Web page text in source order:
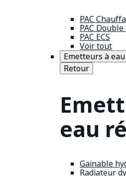
PAC
PAC Double
PAC ECS
Voir tout
Emetteurs à
Retour
eau
Gainable
Radiateur